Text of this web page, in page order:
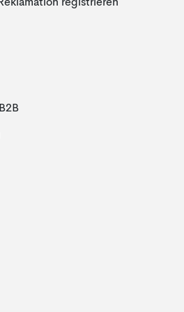
registrieren